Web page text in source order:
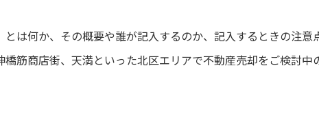
とは何か、その概要や誰が記入するのか、記入するときの注意
橋筋商店街、天満といった北区エリアで不動産売却をご検討